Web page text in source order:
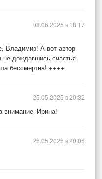
Владимир! А вот автор
не дождавшись счастья.
бессмертна! ++++
08.06.2025 в 18:17
внимание, Ирина!
25.05.2025 в 20:32
25.05.2025 в 20:06